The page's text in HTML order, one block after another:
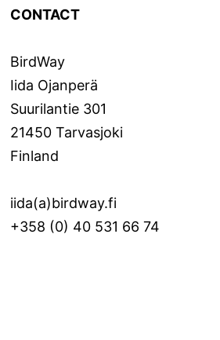
CONTACT
BirdWay
Iida Ojanperä
Suurilantie 301
21450 Tarvasjoki
Finland
iida(a)birdway.fi
+358 (0) 40 531 66 74